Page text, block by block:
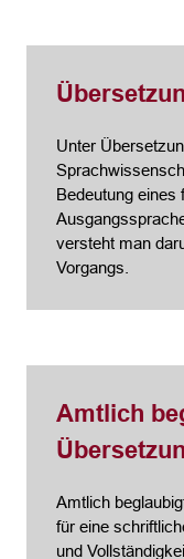
Unter
Bedeutung eines
versteht man
Vorgangs.
Amtlich
Amtlich
für eine
und